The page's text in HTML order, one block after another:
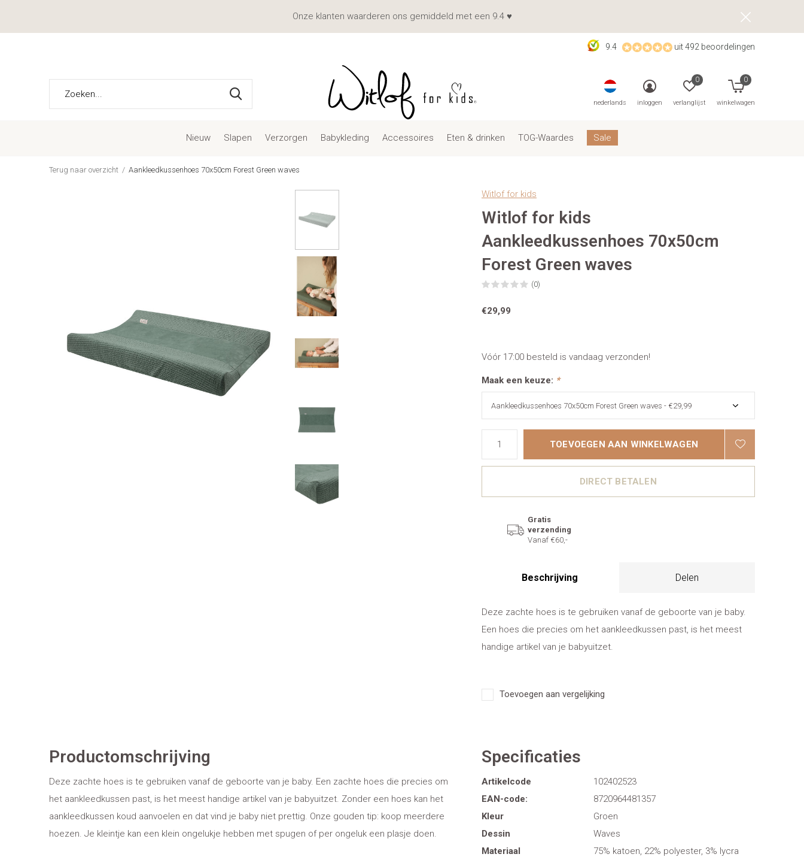
Nieuw Slapen Verzorgen Babykleding Accessoires Eten & drinken TOG-Waardes Sale
nederlands inloggen verlanglijst
0
winkelwagen
0
9.4 uit 492 beoordelingen
Onze klanten waarderen ons gemiddeld met een 9.4 ♥
Terug naar overzicht Aankleedkussenhoes 70x50cm Forest Green waves
Witlof for kids
Witlof for kids
Aankleedkussenhoes 70x50cm
Forest Green waves
(0)
€29,99
Vóór 17:00 besteld is vandaag verzonden!
Maak een keuze: *
TOEVOEGEN AAN WINKELWAGEN
DIRECT BETALEN
Gratis
verzending
Vanaf €60,-
Beschrijving Delen
Deze zachte hoes is te gebruiken vanaf de geboorte van je baby.
Een hoes die precies om het aankleedkussen past, is het meest
handige artikel van je babyuitzet.
Toevoegen aan vergelijking
Productomschrijving
Deze zachte hoes is te gebruiken vanaf de geboorte van je baby. Een zachte hoes die precies om
het aankleedkussen past, is het meest handige artikel van je babyuitzet. Zonder een hoes kan het
aankleedkussen koud aanvoelen en dat vind je baby niet prettig. Onze gouden tip: koop meerdere
hoezen. Je kleintje kan een klein ongelukje hebben met spugen of per ongeluk een plasje doen.
Specificaties
Artikelcode
102402523
EAN-code:
8720964481357
Kleur
Groen
Dessin
Waves
Materiaal
75% katoen, 22% polyester, 3% lycra